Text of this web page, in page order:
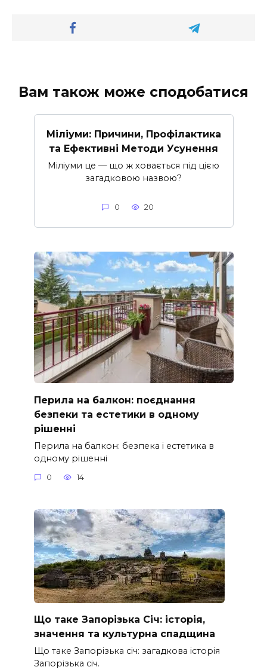
Вам також може сподобатися
Міліуми: Причини, Профілактика
та Ефективні Методи Усунення
Міліуми це — що ж ховається під цією
загадковою назвою?
0 20
Перила на балкон: поєднання
безпеки та естетики в одному
рішенні
Перила на балкон: безпека і естетика в
одному рішенні
0 14
Що таке Запорізька Січ: історія,
значення та культурна спадщина
Що таке Запорізька січ: загадкова історія
Запорізька січ.